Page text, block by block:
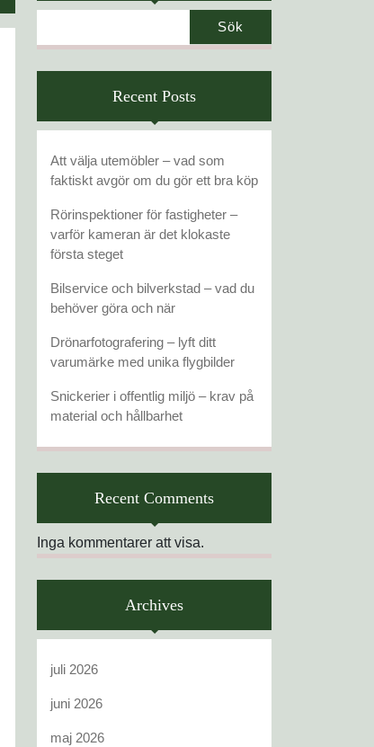
Sök
Recent Posts
Att välja utemöbler – vad som
faktiskt avgör om du gör ett bra köp
Rörinspektioner för fastigheter –
varför kameran är det klokaste
första steget
Bilservice och bilverkstad – vad du
behöver göra och när
Drönarfotografering – lyft ditt
varumärke med unika flygbilder
Snickerier i offentlig miljö – krav på
material och hållbarhet
Recent Comments
Inga kommentarer att visa.
Archives
juli 2026
juni 2026
maj 2026